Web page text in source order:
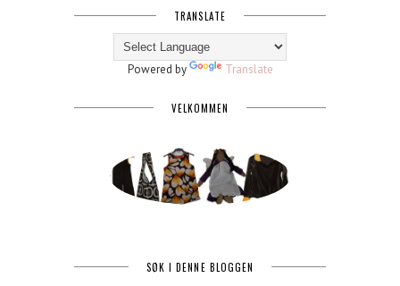
TRANSLATE
Powered by Translate
VELKOMMEN
SØK I DENNE BLOGGEN